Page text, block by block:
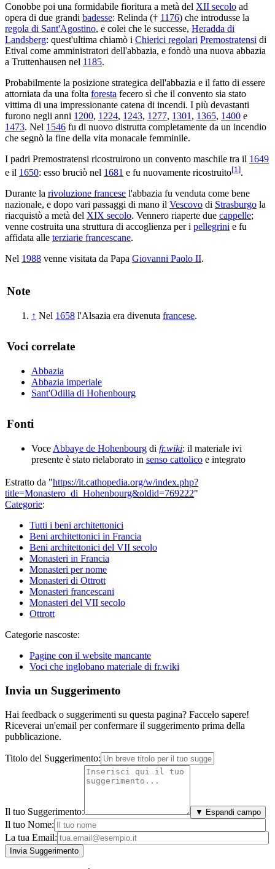
Conobbe poi una formidabile fioritura a metà del XII secolo ad
opera di due grandi badesse: Relinda († 1176) che introdusse la
regola di Sant'Agostino, e colei che le successe, Heradda di
Landsberg: quest'ultima chiamò i Chierici regolari Premostratensi di
Etival come amministratori dell'abbazia, e fondò una nuova abbazia
a Truttenhausen nel 1185.
Probabilmente la posizione strategica dell'abbazia e il fatto di essere
attorniata da una folta foresta fecero sì che il convento sia stato
vittima di una impressionante catena di incendi. I più devastanti
furono negli anni 1200, 1224, 1243, 1277, 1301 , 1365, 1400 e
1473. Nel 1546 fu di nuovo distrutta completamente da un incendio
che segnò la fine della vita monacale femminile.
I padri Premostratensi ricostruirono un convento maschile tra il 1649
e il 1650: esso bruciò nel 1681 e fu nuovamente ricostruito[1 ].
Durante la rivoluzione francese l'abbazia fu venduta come bene
nazionale, e dopo vari passaggi di mano il Vescovo di Strasburgo la
riacquistò a metà del XIX secolo. Vennero riaperte due cappelle;
venne costruita una struttura di accoglienza per i pellegrini e fu
affidata alle terziarie francescane.
Nel 1988 venne visitata da Papa Giovanni Paolo II.
Note
↑ Nel 1658 l'Alsazia era divenuta francese.
Voci correlate
Abbazia
Abbazia imperiale
Sant'Odilia di Hohenbourg
Fonti
Voce Abbaye de Hohenbourg di fr.wiki: il materiale ivi
presente è stato rielaborato in senso cattolico e integrato
Estratto da "https://it.cathopedia.org/w/index.php?
title=Monastero_di_Hohenbourg&oldid=769222"
Categorie:
Tutti i beni architettonici
Beni architettonici in Francia
Beni architettonici del VII secolo
Monasteri in Francia
Monasteri per nome
Monasteri di Ottrott
Monasteri francescani
Monasteri del VII secolo
Ottrott
Categorie nascoste:
Pagine con il website mancante
Voci che inglobano materiale di fr.wiki
Invia un Suggerimento
Hai feedback o suggerimenti su questa pagina? Faccelo sapere!
Riceverai un'email per confermare il suggerimento prima della
pubblicazione.
Titolo del Suggerimento:
Il tuo Suggerimento: ▼ Espandi campo
Il tuo Nome:
La tua Email: